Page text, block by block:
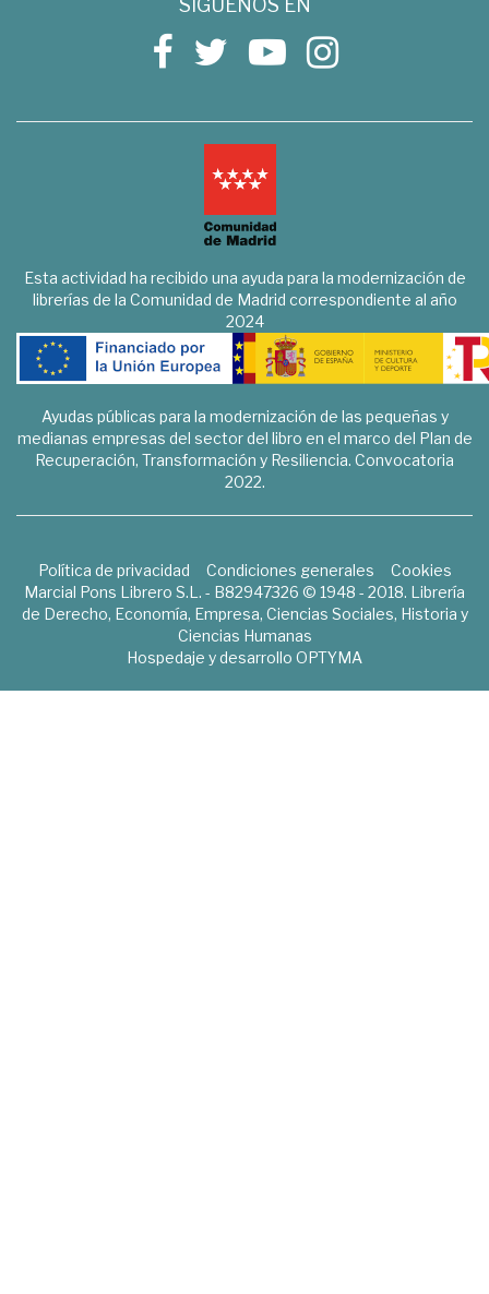
Esta actividad ha recibido una ayuda para la modernización de
librerías de la Comunidad de Madrid correspondiente al año
2024
Ayudas públicas para la modernización de las pequeñas y
medianas empresas del sector del libro en el marco del Plan de
Recuperación, Transformación y Resiliencia. Convocatoria
2022.
Política de privacidad Condiciones generales
Cookies
Marcial Pons Librero S.L. - B82947326 © 1948 - 2018. Librería
de Derecho, Economía, Empresa, Ciencias Sociales, Historia y
Ciencias Humanas
Hospedaje y desarrollo OPTYMA